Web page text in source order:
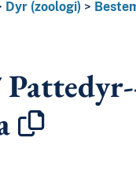
Dyr (zoologi)